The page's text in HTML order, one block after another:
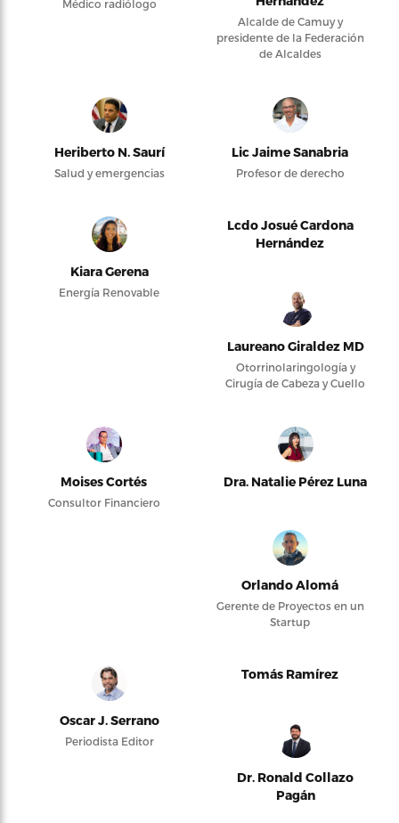
Médico radiólogo
Alcalde de Camuy y
presidente de la Federación
de Alcaldes
Heriberto N. Saurí
Salud y emergencias
Lic Jaime Sanabria
Profesor de derecho
Kiara Gerena
Energía Renovable
Lcdo Josué Cardona
Hernández
Laureano Giraldez MD
Otorrinolaringología y
Cirugía de Cabeza y Cuello
Moises Cortés
Consultor Financiero
Dra. Natalie Pérez Luna
Orlando Alomá
Gerente de Proyectos en un
Startup
Oscar J. Serrano
Periodista Editor
Tomás Ramírez
Dr. Ronald Collazo
Pagán